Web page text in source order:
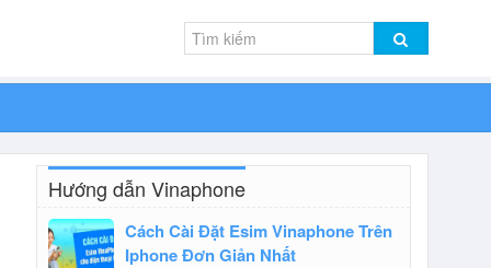
Hướng dẫn Vinaphone
Cách Cài Đặt Esim Vinaphone Trên
Iphone Đơn Giản Nhất